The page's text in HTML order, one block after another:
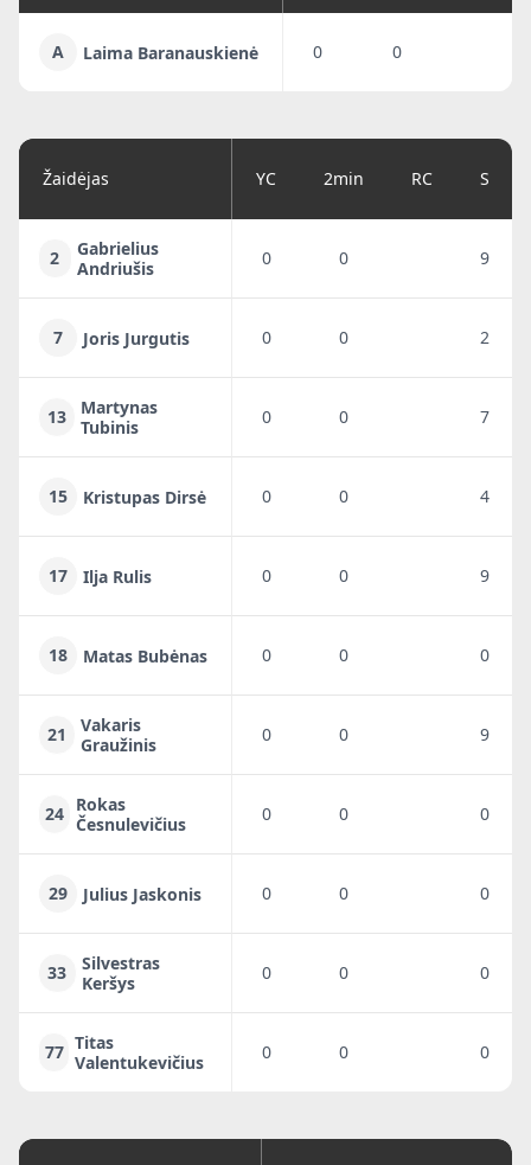
A Laima Baranauskienė 0 0
Žaidėjas YC 2min RC S
2
Gabrielius
Andriušis
0 0 9
7 Joris Jurgutis 0 0 2
13
Martynas
Tubinis
0 0 7
15 Kristupas Dirsė 0 0 4
17 Ilja Rulis 0 0 9
18 Matas Bubėnas 0 0 0
21
Vakaris
Graužinis
0 0 9
24 Rokas
Česnulevičius
0 0 0
29 Julius Jaskonis 0 0 0
33
Silvestras
Keršys
0 0 0
77 Titas
Valentukevičius
0 0 0